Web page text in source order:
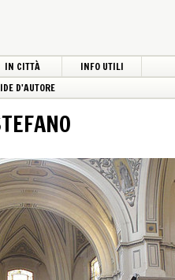
IN CITTÀ
INFO UTILI
D'AUTORE